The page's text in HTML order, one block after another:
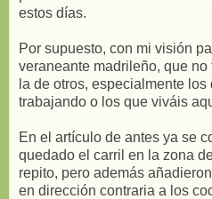
estos días.
Por supuesto, con mi visión
veraneante madrileño, que
la de otros, especialmente
trabajando o los que viváis
En el artículo de antes ya se
quedado el carril en la zona
repito, pero además
en dirección contraria a los